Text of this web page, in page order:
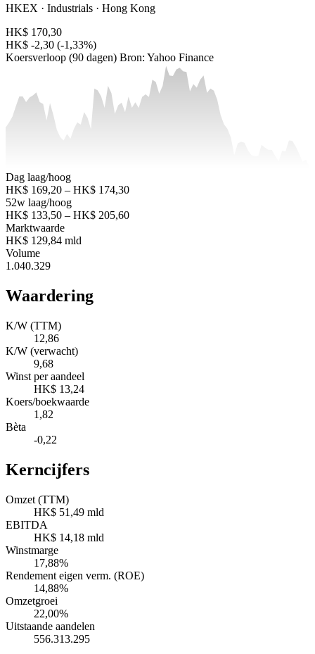
HKEX · Industrials · Hong Kong
HK$ 170,30
HK$ -2,30 (-1,33%)
Koersverloop (90 dagen) Bron: Yahoo Finance
Dag laag/hoog
HK$ 169,20 – HK$ 174,30
52w laag/hoog
HK$ 133,50 – HK$ 205,60
Marktwaarde
HK$ 129,84 mld
Volume
1.040.329
Waardering
K/W (TTM)
12,86
K/W (verwacht)
9,68
Winst per aandeel
HK$ 13,24
Koers/boekwaarde
1,82
Bèta
-0,22
Kerncijfers
Omzet (TTM)
HK$ 51,49 mld
EBITDA
HK$ 14,18 mld
Winstmarge
17,88%
Rendement eigen verm. (ROE)
14,88%
Omzetgroei
22,00%
Uitstaande aandelen
556.313.295